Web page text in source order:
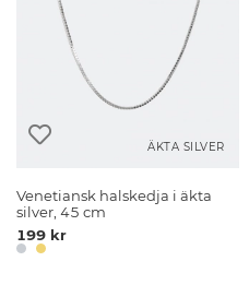
ÄKTA SILVER
Venetiansk halskedja i äkta
silver, 45 cm
199 kr